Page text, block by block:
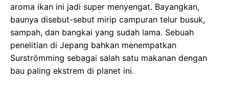
aroma ikan ini jadi super menyengat. Bayangkan,
baunya disebut-sebut mirip campuran telur busuk,
sampah, dan bangkai yang sudah lama. Sebuah
penelitian di Jepang bahkan menempatkan
Surströmming sebagai salah satu makanan dengan
bau paling ekstrem di planet ini.